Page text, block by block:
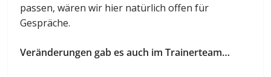
passen, wären wir hier natürlich offen für
Gespräche.
Veränderungen gab es auch im Trainerteam…